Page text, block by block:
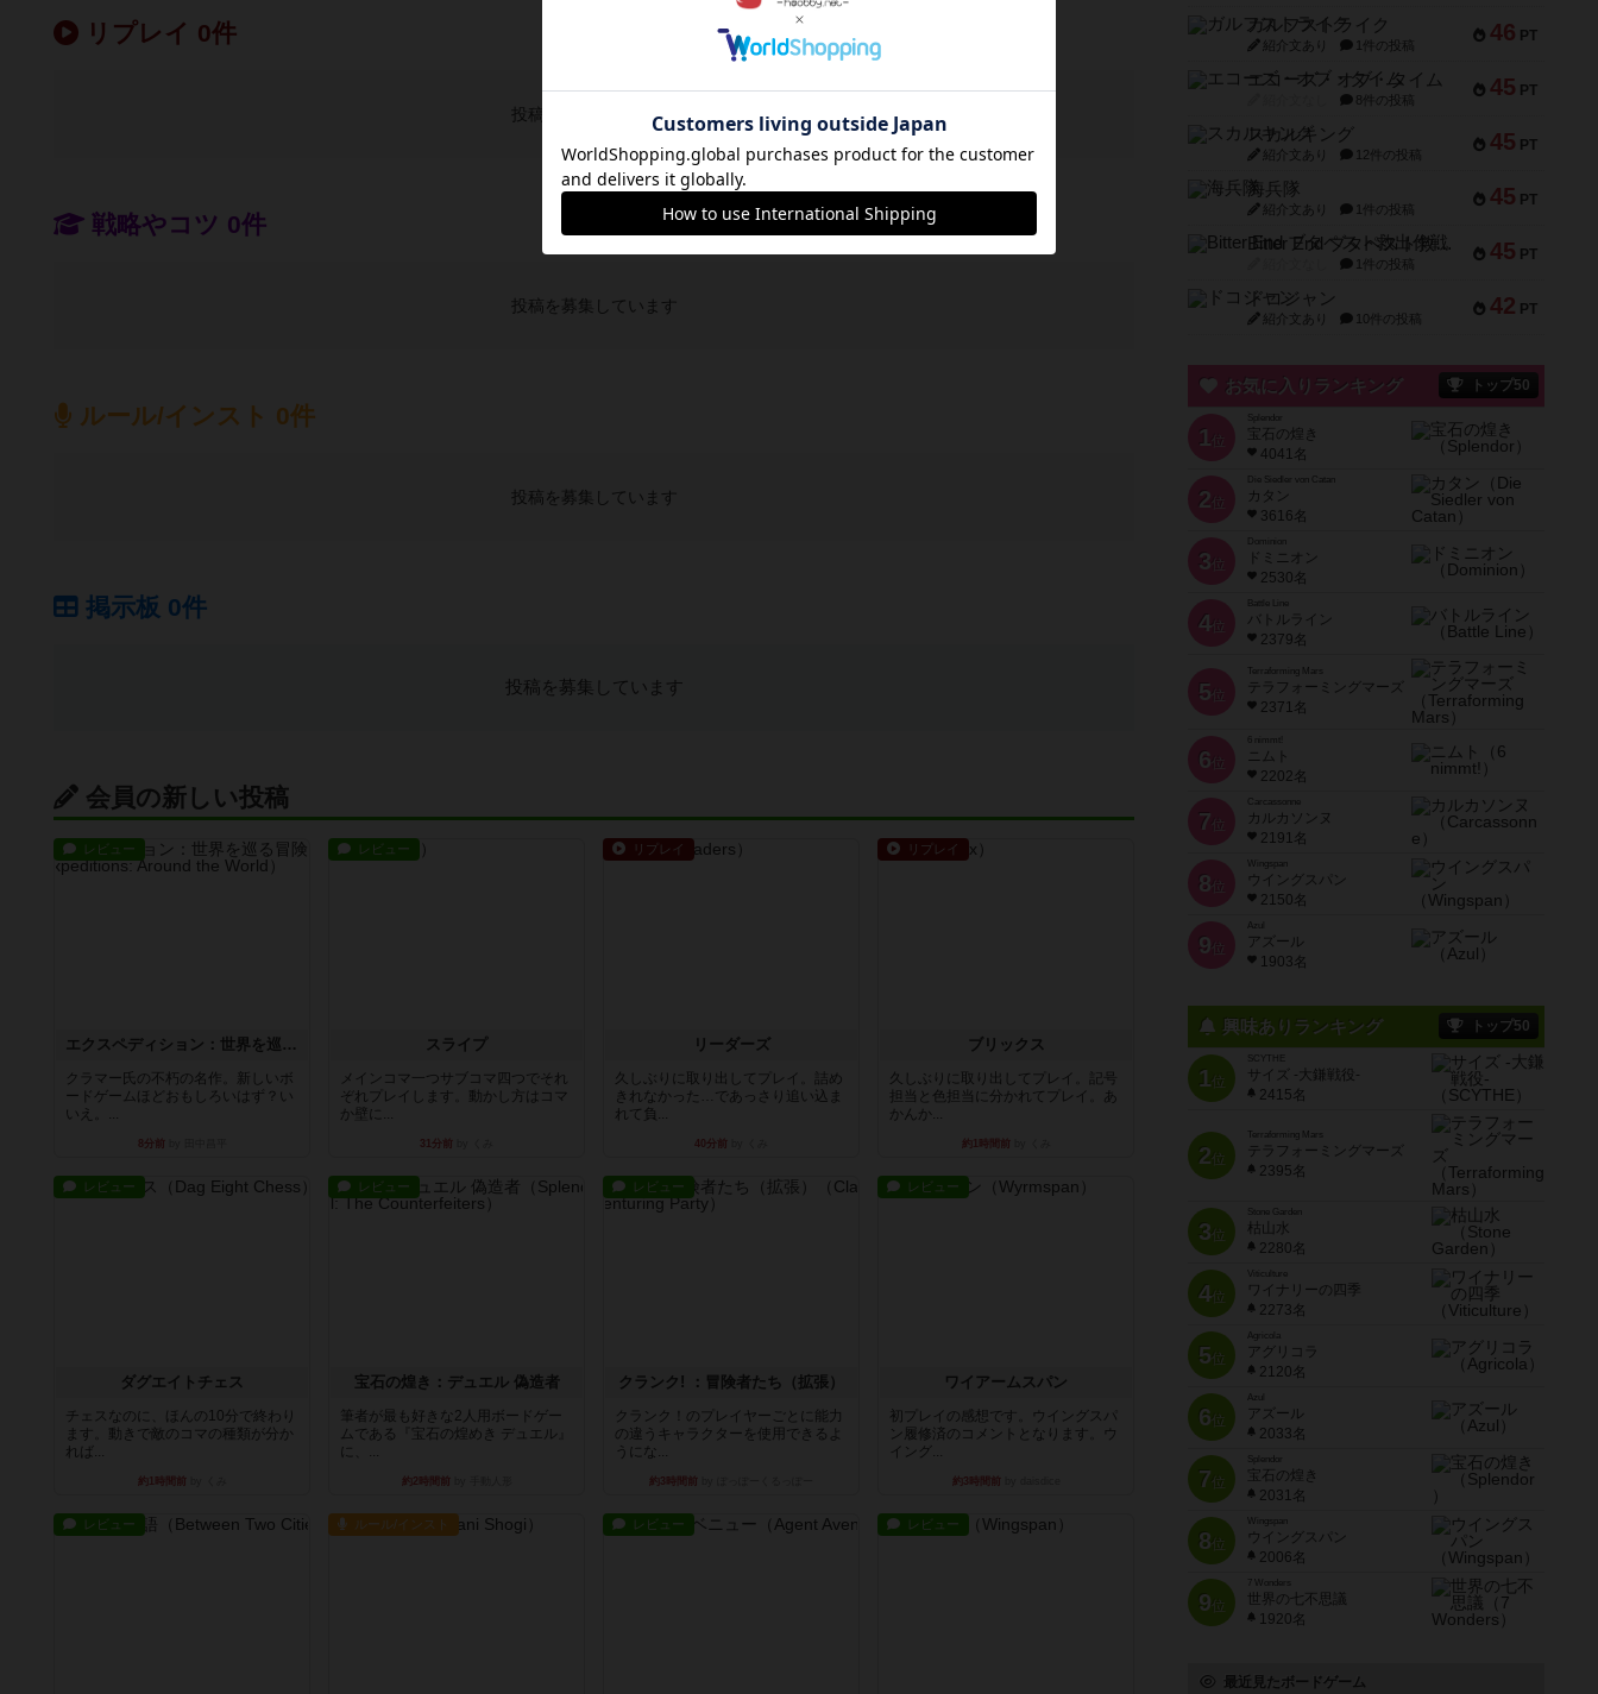
リプレイ 0件
投稿を募集しています
戦略やコツ 0件
投稿を募集しています
ルール/インスト 0件
投稿を募集しています
掲示板 0件
投稿を募集しています
会員の新しい投稿
レビュー
エクスペディション：世界を巡る冒険
クラマー氏の不朽の名作。新しいボ
ードゲームほどおもしろいはず？い
いえ。...
8分前
レビュー
スライプ
メインコマ一つサブコマ四つでそれ
ぞれプレイします。動かし方はコマ
か壁に...
31分前
リプレイ
リーダーズ
久しぶりに取り出してプレイ。詰め
きれなかった…であっさり追い込ま
れて負...
40分前
リプレイ
ブリックス
久しぶりに取り出してプレイ。記号
担当と色担当に分かれてプレイ。あ
かんか...
約1時間前
レビュー
ダグエイトチェス
チェスなのに、ほんの10分で終わり
ます。動きで敵のコマの種類が分か
れば...
約1時間前
レビュー
宝石の煌き：デュエル 偽造者
筆者が最も好きな2人用ボードゲー
ムである『宝石の煌めき デュエル』
に、...
約2時間前
レビュー
クランク! ：冒険者たち（拡張）
クランク！のプレイヤーごとに能力
の違うキャラクターを使用できるよ
うにな...
約3時間前
レビュー
ワイアームスパン
初プレイの感想です。ウイングスパ
ン履修済のコメントとなります。ウ
イング...
約3時間前
レビュー ルール/インスト レビュー レビュー
46 PT
ガルフストライク
紹介文あり 1件の投稿
45 PT
エコーズ・オブ・タイム
8件の投稿
45 PT
スカルキング
紹介文あり 12件の投稿
45 PT
海兵隊
紹介文あり 1件の投稿
45 PT
Bitter End ブタペスト救出作戦
1件の投稿
42 PT
ドコジャン
紹介文あり 10件の投稿
お気に入りランキング トップ50
1 位
宝石の煌き
4041名
2 位
Die Siedler von Catan
カタン
3616名
3 位
ドミニオン
2530名
4位
Battle Line
バトルライン
2379名
5 位
Terraforming Mars
テラフォーミングマーズ
2371名
6 位
ニムト
2202名
7 位
Carcassonne
カルカソンヌ
2191名
8 位
Wingspan
ウイングスパン
2150名
9 位
Azul
アズール
1903名
興味ありランキング トップ50
1位
SCYTHE
サイズ -大鎌戦役-
2415名
2位
Terraforming Mars
テラフォーミングマーズ
2395名
3位
Stone Garden
枯山水
2280名
4位
Viticulture
ワイナリーの四季
2273名
5位
Agricola
アグリコラ
2120名
6位
Azul
アズール
2033名
7位
宝石の煌き
2031名
8位
Wingspan
ウイングスパン
2006名
9位
7 Wonders
世界の七不思議
1920名
最近見たボードゲーム